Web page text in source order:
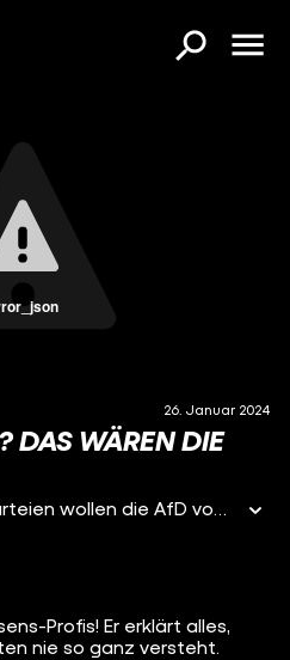
26. Januar 2024
DAS WÄREN DIE
Politiker verschiedener Parteien wollen die AfD vom Bundesverfassungsgericht verbieten lassen. Dafür wäre zunächst ein Antrag von Bundestag, Bundesrat oder der Bundesregierung nötig. Was wäre denn, wenn ein solcher Antrag Erfolg hätte? Welche Folgen hätte das für die AfD und für Deutschland allgemein? Darum geht es in diesem Video.
Profis! Er erklärt alles,
nie so ganz versteht.